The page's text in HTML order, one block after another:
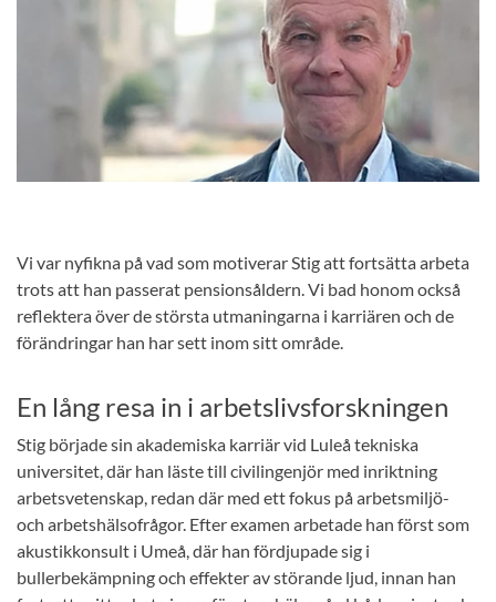
Vi var nyfikna på vad som motiverar Stig att fortsätta arbeta
trots att han passerat pensionsåldern. Vi bad honom också
reflektera över de största utmaningarna i karriären och de
förändringar han har sett inom sitt område.
En lång resa in i arbetslivsforskningen
Stig började sin akademiska karriär vid Luleå tekniska
universitet, där han läste till civilingenjör med inriktning
arbetsvetenskap, redan där med ett fokus på arbetsmiljö-
och arbetshälsofrågor. Efter examen arbetade han först som
akustikkonsult i Umeå, där han fördjupade sig i
bullerbekämpning och effekter av störande ljud, innan han